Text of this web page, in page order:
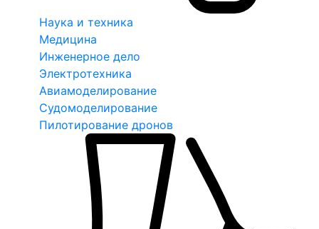
Наука и техника
Медицина
Инженерное дело
Электротехника
Авиамоделирование
Судомоделирование
Пилотирование дронов